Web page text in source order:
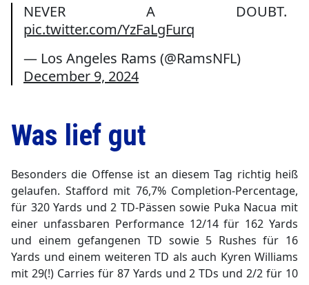
NEVER A DOUBT.
pic.twitter.com/YzFaLgFurq
— Los Angeles Rams (@RamsNFL)
December 9, 2024
Was lief gut
Besonders die Offense ist an diesem Tag richtig heiß
gelaufen. Stafford mit 76,7% Completion-Percentage,
für 320 Yards und 2 TD-Pässen sowie Puka Nacua mit
einer unfassbaren Performance 12/14 für 162 Yards
und einem gefangenen TD sowie 5 Rushes für 16
Yards und einem weiteren TD als auch Kyren Williams
mit 29(!) Carries für 87 Yards und 2 TDs und 2/2 für 10